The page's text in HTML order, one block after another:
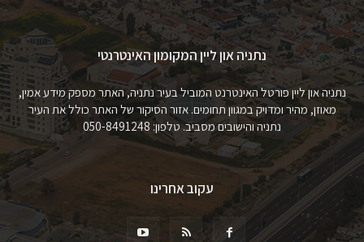
נתניה און ליין המקומון האינטרנטי
נתניה און ליין פורטל האינטרנט המוביל בעיר נתניה, האתר מספק מידע אמין,
מאוזן, מהיר ומדויק במגוון תחומים. אזור הסיקור של האתר כולל את העיר
נתניה והישובים מסביב. טלפון: 050-8491248
עקוב אחרינו